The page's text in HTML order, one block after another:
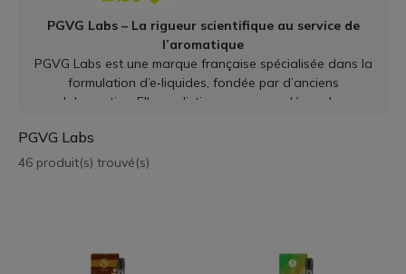
PGVG Labs – La rigueur scientifique au service de
l’aromatique
PGVG Labs est une marque française spécialisée dans la
formulation d’e‑liquides, fondée par d’anciens
laborantins. Elle se distingue par une démarche
contrôles qualité poussés, et compositions
transparentes. L’univers proposé est à la fois créatif,
Smooth Tobacco : saveur plus ronde et gourmande avec
PGVG Labs
46 produit(s) trouvé(s)